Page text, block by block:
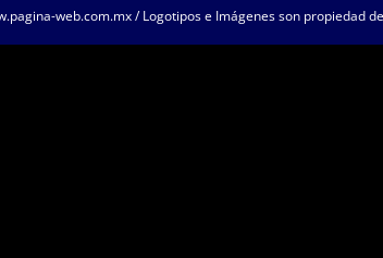
web.com.mx / Logotipos e Imágenes son propiedad